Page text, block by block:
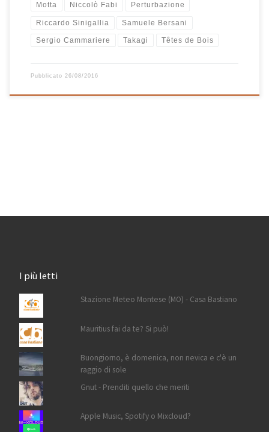
Motta Niccolò Fabi Perturbazione
Riccardo Sinigallia Samuele Bersani
Sergio Cammariere Takagi Têtes de Bois
Pubblicato 26/08/2016
I più letti
Stazione Meteo Montese (MO) - Casa Bastiano
Mauritius fai da te? Si può!
Buongiorno, è domenica, non nevica e c'è un
raggio di sole
Gnut - Prenditi quello che meriti
Apple Music, Spotify o Mixcloud?